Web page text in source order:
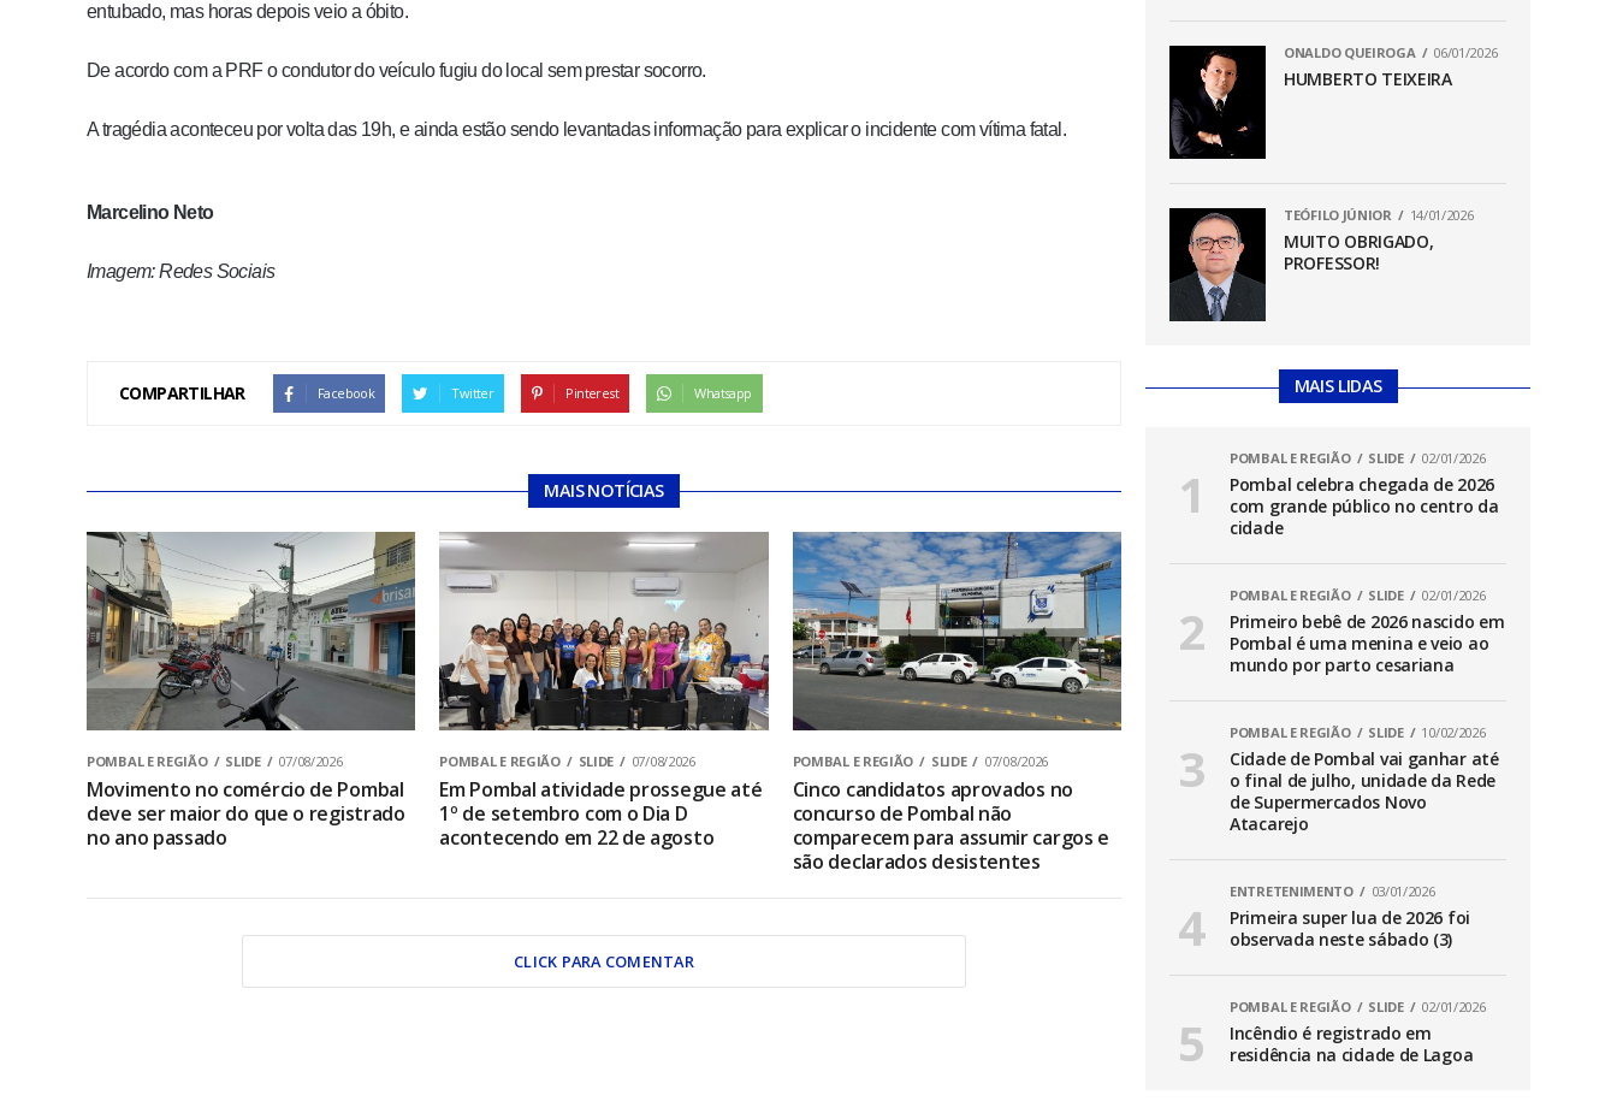
entubado, mas horas depois veio a óbito.
De acordo com a PRF o condutor do veículo fugiu do local sem prestar socorro.
A tragédia aconteceu por volta das 19h, e ainda estão sendo levantadas informação para explicar o incidente com vítima fatal.
Marcelino Neto
Imagem: Redes Sociais
COMPARTILHAR Facebook Twitter Pinterest Whatsapp
MAIS NOTÍCIAS
POMBAL E REGIÃO SLIDE 07/08/2026
Movimento no comércio de Pombal
deve ser maior do que o registrado
no ano passado
POMBAL E REGIÃO SLIDE 07/08/2026
Em Pombal atividade prossegue até
1º de setembro com o Dia D
acontecendo em 22 de agosto
POMBAL E REGIÃO SLIDE 07/08/2026
Cinco candidatos aprovados no
concurso de Pombal não
comparecem para assumir cargos e
são declarados desistentes
CLICK PARA COMENTAR
ONALDO QUEIROGA 06/01/2026
HUMBERTO TEIXEIRA
TEÓFILO JÚNIOR 14/01/2026
MUITO OBRIGADO,
PROFESSOR!
MAIS LIDAS
POMBAL E REGIÃO SLIDE 02/01/2026
Pombal celebra chegada de 2026
com grande público no centro da
cidade
POMBAL E REGIÃO SLIDE 02/01/2026
Primeiro bebê de 2026 nascido em
Pombal é uma menina e veio ao
mundo por parto cesariana
POMBAL E REGIÃO SLIDE 10/02/2026
Cidade de Pombal vai ganhar até
o final de julho, unidade da Rede
de Supermercados Novo
Atacarejo
ENTRETENIMENTO 03/01/2026
Primeira super lua de 2026 foi
observada neste sábado (3)
POMBAL E REGIÃO SLIDE 02/01/2026
Incêndio é registrado em
residência na cidade de Lagoa